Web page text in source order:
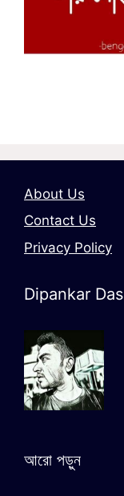
About Us
Contact Us
Privacy Policy
Dipankar Das
আরো পড়ুন